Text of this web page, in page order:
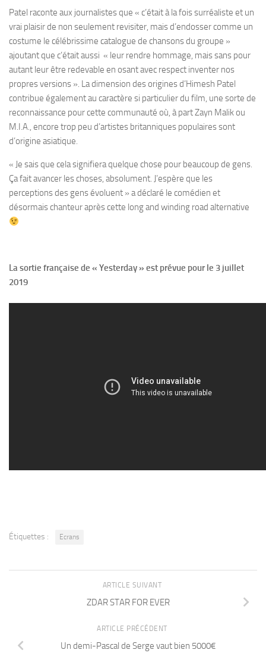
Patel raconte aux journalistes que « c’était à la fois surréaliste et un
vrai plaisir de non seulement revisiter, mais d’endosser comme un
costume le célébrissime catalogue de chansons du groupe »
ajoutant que c’était aussi « leur rendre hommage, mais sans pour
autant leur être redevable en osant avec respect inventer nos
propres versions ». La dimension des origines d’Himesh Patel
contribue également au caractère si particulier du film, une sorte de
reconnaissance pour cette communauté où, à part Zayn Malik ou
M.I.A., encore trop peu d’artistes britanniques populaires sont
d’origine asiatique.
« Je sais que cela signifiera quelque chose pour beaucoup de gens.
Ça fait avancer les choses, absolument. J’espère que les
perceptions des gens évoluent » a déclaré le comédien et
désormais chanteur après cette long and winding road alternative
La sortie française de « Yesterday » est prévue pour le 3 juillet
2019
Étiquettes : Ecrans
ARTICLE SUIVANT
ZDAR STAR FOR EVER
ARTICLE PRÉCÉDENT
Un demi-Pascal de Serge vaut bien 5000€